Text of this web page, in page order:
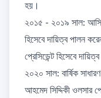
হয়।
​২০১৫ - ২০১৯ সাল:
হিসেবে দায়িত্ব পালন
প্রেসিডেন্ট হিসেবে
​২০২০ সাল: বার্ষিক
আহমেদ সিদ্দিকী ওলসার